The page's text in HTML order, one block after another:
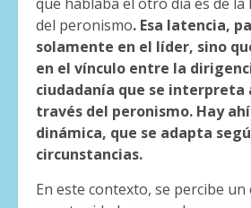
del peronismo. Esa latencia,
solamente en el líder, sino
en el vínculo entre la
ciudadanía que se interpreta
través del peronismo. Hay
dinámica, que se adapta
circunstancias.
En este contexto, se percibe un